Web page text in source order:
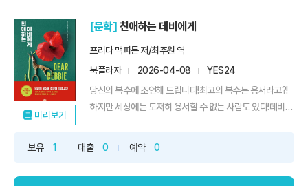
미리보기
[문학] 친애하는 데비에게
프리다 맥파든 저/최주원 역
북플라자
2026-04-08
YES24
당신의 복수에 조언해 드립니다!최고의 복수는 용서라고?!
하지만 세상에는 도저히 용서할 수 없는 사람도 있다!데비는
성들에게 공감 어린 조언을 건네왔다. 무시당하고, 내려치기
보유 1 대출 0 예약 0